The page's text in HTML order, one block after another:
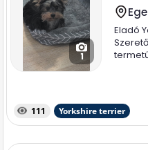
1
Eladó
111 Yorkshire terrier